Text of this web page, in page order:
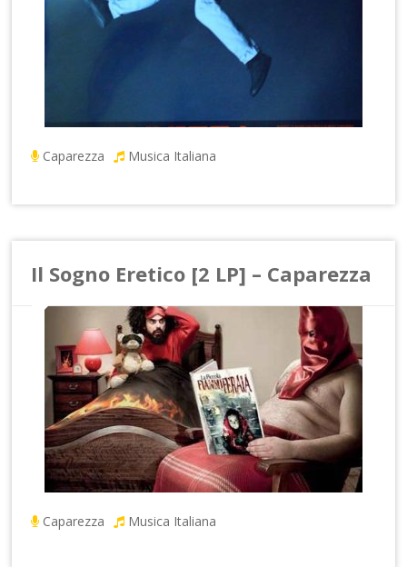
Caparezza Musica Italiana
Il Sogno Eretico [2 LP] – Caparezza
Caparezza Musica Italiana